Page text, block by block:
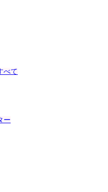
べて
ー